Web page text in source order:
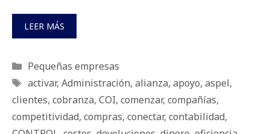
LEER MÁS
Categorías
Pequeñas empresas
Etiquetas
activar, Administración, alianza, apoyo, aspel,
clientes, cobranza, COI, comenzar, compañías,
competitividad, compras, conectar, contabilidad,